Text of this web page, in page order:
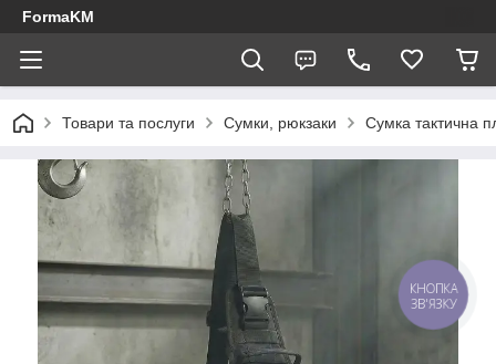
FormaKM
Товари та послуги Сумки, рюкзаки Сумка тактична
КНОПКА
ЗВ'ЯЗКУ